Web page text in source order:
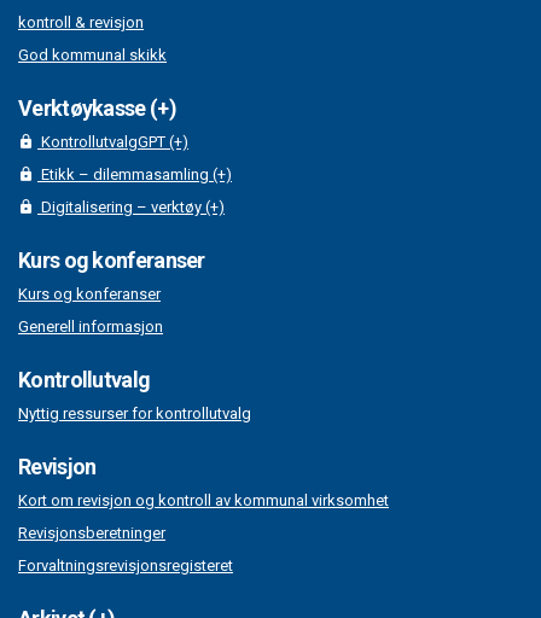
kontroll & revisjon
God kommunal skikk
Verktøykasse (+)
KontrollutvalgGPT (+)
Etikk – dilemmasamling (+)
Digitalisering – verktøy (+)
Kurs og konferanser
Kurs og konferanser
Generell informasjon
Kontrollutvalg
Nyttig ressurser for kontrollutvalg
Revisjon
Kort om revisjon og kontroll av kommunal virksomhet
Revisjonsberetninger
Forvaltningsrevisjonsregisteret